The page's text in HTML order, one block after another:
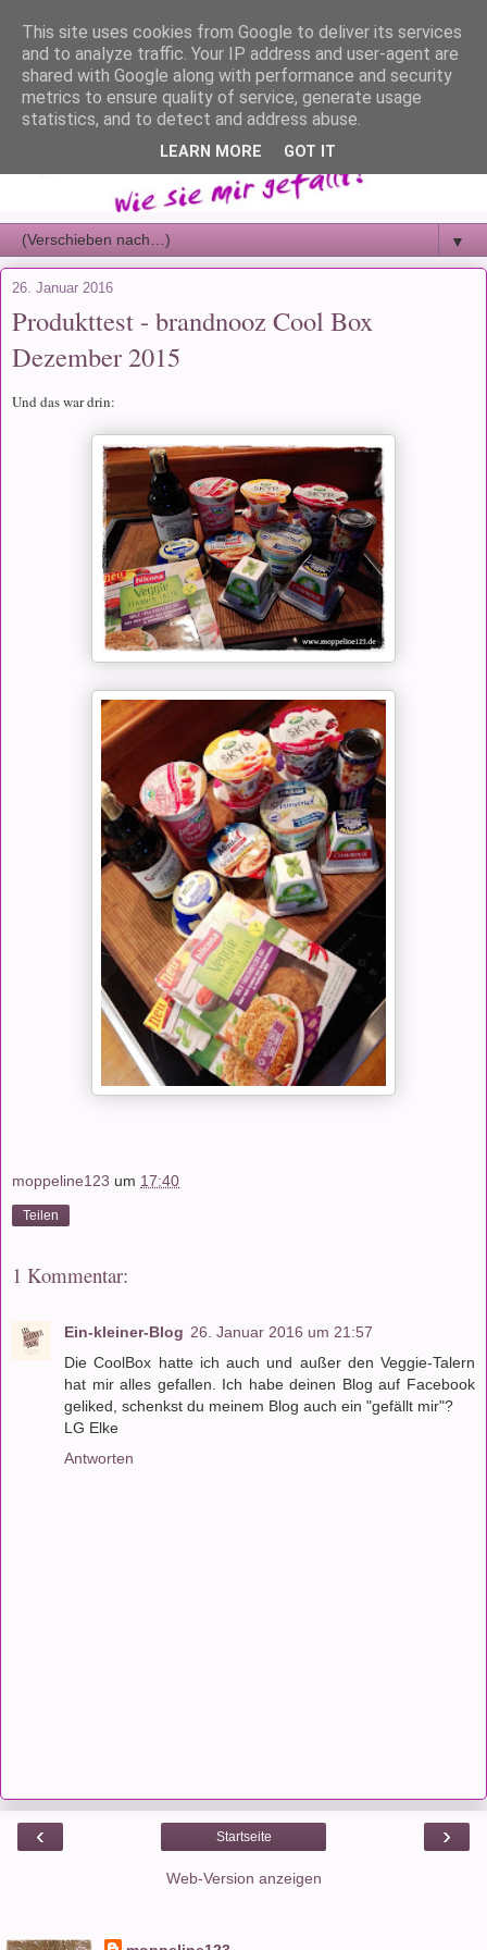
▼
26. Januar 2016
Produkttest - brandnooz Cool Box
Dezember 2015
Und das war drin:
moppeline123 um 17:40
Teilen
1 Kommentar:
Ein-kleiner-Blog 26. Januar 2016 um 21:57
Die CoolBox hatte ich auch und außer den Veggie-Talern
hat mir alles gefallen. Ich habe deinen Blog auf Facebook
geliked, schenkst du meinem Blog auch ein "gefällt mir"?
LG Elke
Antworten
‹ ›
Startseite
Web-Version anzeigen
This site uses cookies from Google to deliver its services
and to analyze traffic. Your IP address and user-agent are
shared with Google along with performance and security
metrics to ensure quality of service, generate usage
statistics, and to detect and address abuse.
LEARN MORE GOT IT